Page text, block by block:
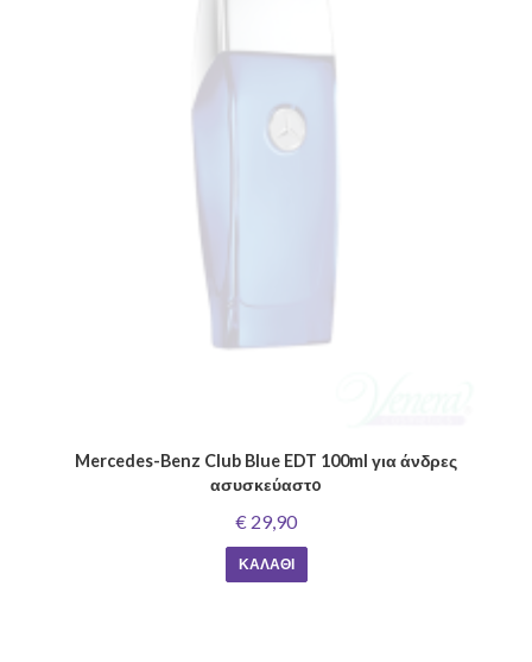
Mercedes-Benz Club Blue EDT 100ml για άνδρες
ασυσκεύαστo
€ 29,90
ΚΑΛΆΘΙ